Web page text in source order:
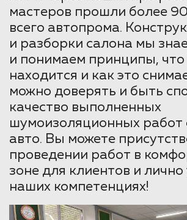
мастеров прошли более
всего автопрома.
и разборки салона мы
и понимаем принципы, что
находится и как это
можно доверять и быть
качество выполненных
шумоизоляционных работ
авто. Вы можете
проведении работ в
зоне для клиентов и лично
наших компетенциях!